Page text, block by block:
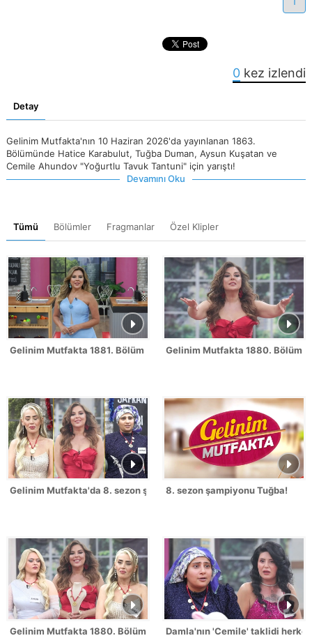
0 kez izlendi
Detay
Gelinim Mutfakta'nın 10 Haziran 2026'da yayınlanan 1863.
Bölümünde Hatice Karabulut, Tuğba Duman, Aysun Kuşatan ve
Cemile Ahundov "Yoğurtlu Tavuk Tantuni" için yarıştı!
Devamını Oku
Tümü Bölümler Fragmanlar Özel Klipler
Gelinim Mutfakta 1881. Bölüm FragmanıGelinim Mutfakta 1880. Bölüm /
Gelinim Mutfakta'da 8. sezon şampiyonu kim oldu?
8. sezon şampiyonu Tuğba!
Gelinim Mutfakta 1880. Bölümde gün birincisi kim oldu?
Damla'nın 'Cemile' taklidi